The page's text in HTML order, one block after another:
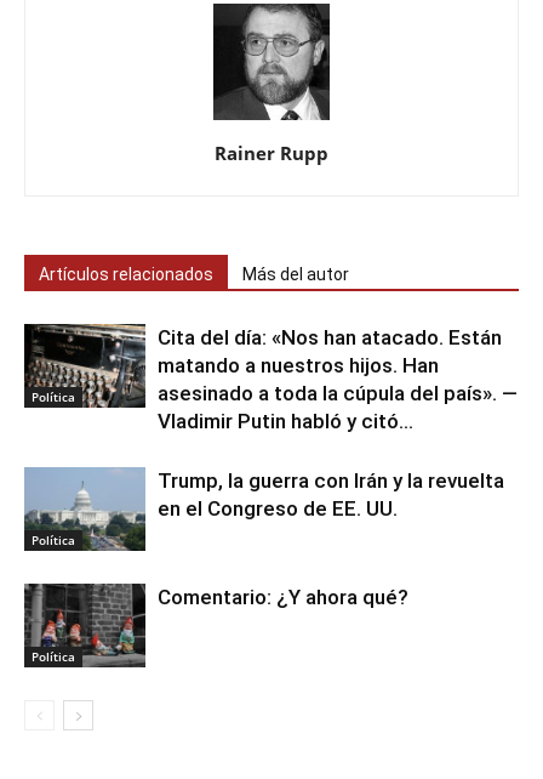
Rainer Rupp
Artículos relacionados Más del autor
Política
Cita del día: «Nos han atacado. Están
matando a nuestros hijos. Han
asesinado a toda la cúpula del país». —
Vladimir Putin habló y citó...
Política
Trump, la guerra con Irán y la revuelta
en el Congreso de EE. UU.
Política
Comentario: ¿Y ahora qué?